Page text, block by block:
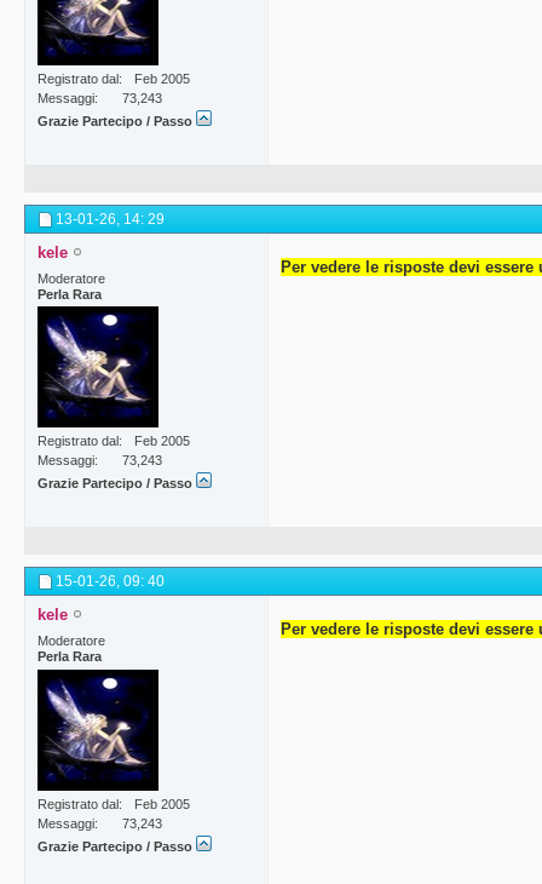
Registrato dal
Feb 2005
Messaggi
73,243
Grazie Partecipo / Passo
13-01-26, 14: 29
kele
Moderatore
Perla Rara
Registrato dal
Feb 2005
Messaggi
73,243
Grazie Partecipo / Passo
Per vedere le risposte devi
15-01-26, 09: 40
kele
Moderatore
Perla Rara
Registrato dal
Feb 2005
Messaggi
73,243
Grazie Partecipo / Passo
Per vedere le risposte devi